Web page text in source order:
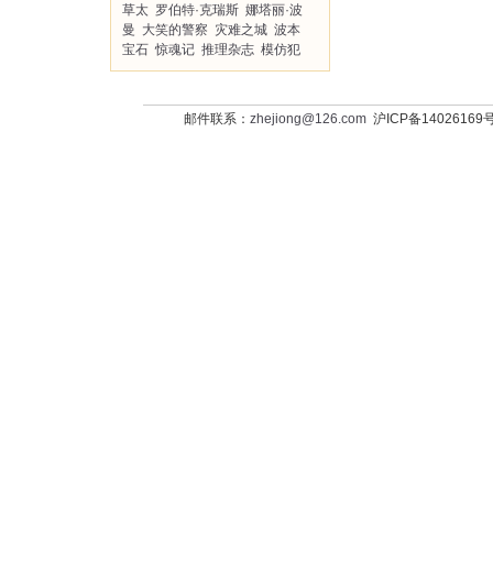
草太 罗伯特·克瑞斯 娜塔丽·波
曼 大笑的警察 灾难之城 波本
宝石 惊魂记 推理杂志 模仿犯
邮件联系： zhejiong@126.com沪ICP备14026169